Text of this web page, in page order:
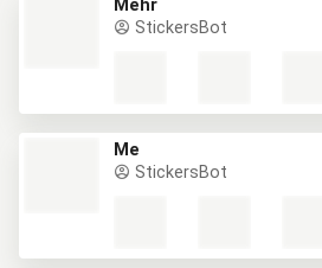
Mehr
StickersBot
Me
StickersBot